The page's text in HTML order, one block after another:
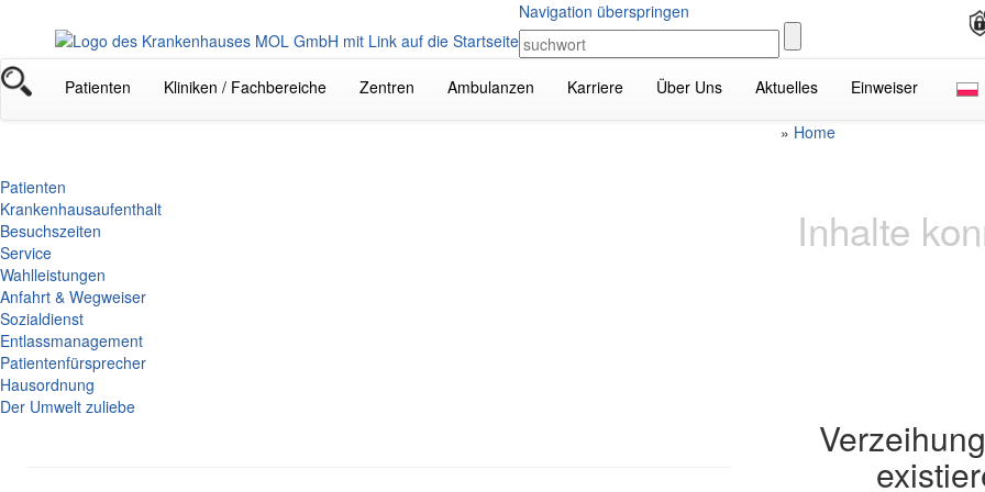
Navigation überspringen
Patienten Kliniken / Fachbereiche Zentren Ambulanzen Karriere Über Uns Aktuelles Einweiser
Patienten
Krankenhausaufenthalt
Besuchszeiten
Service
Wahlleistungen
Anfahrt & Wegweiser
Sozialdienst
Entlassmanagement
Patientenfürsprecher
Hausordnung
Der Umwelt zuliebe
» Home
Inhalte